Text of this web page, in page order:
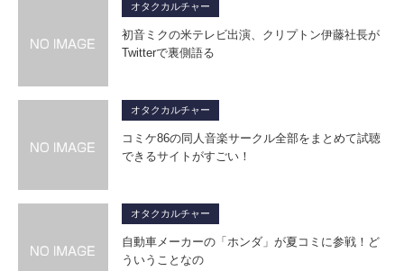
オタクカルチャー
初音ミクの米テレビ出演、クリプトン伊藤社長が
Twitterで裏側語る
オタクカルチャー
コミケ86の同人音楽サークル全部をまとめて試聴
できるサイトがすごい！
オタクカルチャー
自動車メーカーの「ホンダ」が夏コミに参戦！ど
ういうことなの